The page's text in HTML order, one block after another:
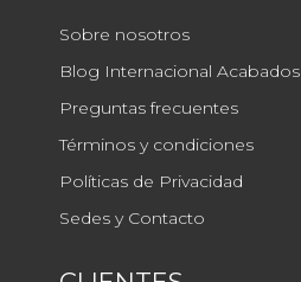
Sobre nosotros
Blog Internacional Acabados
Preguntas frecuentes
Términos y condiciones
Políticas de Privacidad
Sedes y Contacto